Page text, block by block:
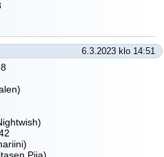
6.3.2023 klo 14:51